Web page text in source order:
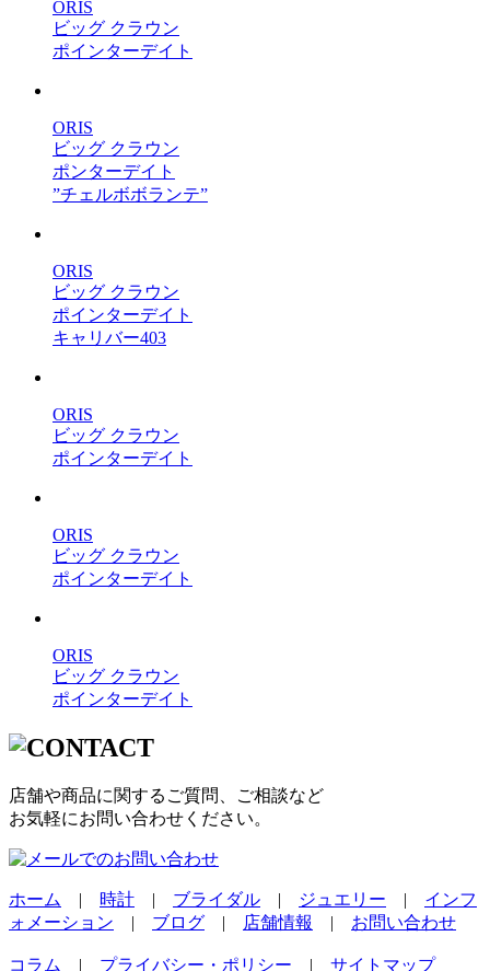
ORIS
ビッグ クラウン
ポインターデイト
ORIS
ビッグ クラウン
ポンターデイト
”チェルボボランテ”
ORIS
ビッグ クラウン
ポインターデイト
キャリバー403
ORIS
ビッグ クラウン
ポインターデイト
ORIS
ビッグ クラウン
ポインターデイト
ORIS
ビッグ クラウン
ポインターデイト
店舗や商品に関するご質問、ご相談など
お気軽にお問い合わせください。
ホーム | 時計 | ブライダル | ジュエリー | インフ
ォメーション | ブログ | 店舗情報 | お問い合わせ
コラム | プライバシー・ポリシー | サイトマップ